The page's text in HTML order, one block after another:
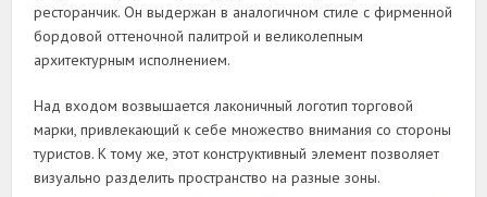
ресторанчик. Он выдержан в аналогичном стиле с фирменной
бордовой оттеночной палитрой и великолепным
архитектурным исполнением.
Над входом возвышается лаконичный логотип торговой
марки, привлекающий к себе множество внимания со стороны
туристов. К тому же, этот конструктивный элемент позволяет
визуально разделить пространство на разные зоны.